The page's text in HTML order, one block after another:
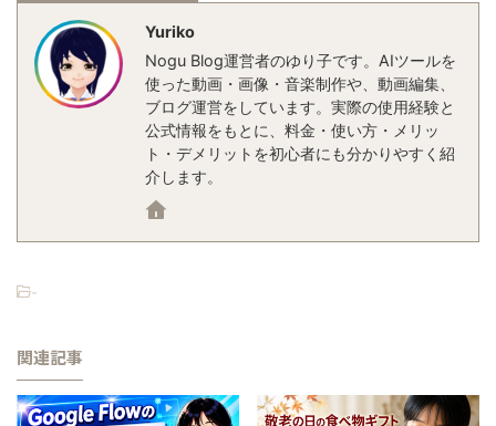
Yuriko
Nogu Blog運営者のゆり子です。AIツールを
使った動画・画像・音楽制作や、動画編集、
ブログ運営をしています。実際の使用経験と
公式情報をもとに、料金・使い方・メリッ
ト・デメリットを初心者にも分かりやすく紹
介します。
-
関連記事